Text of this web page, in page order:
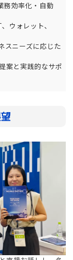
務効率化・自動
ウォレット、
スニーズに応じた
案と実践的なサポ